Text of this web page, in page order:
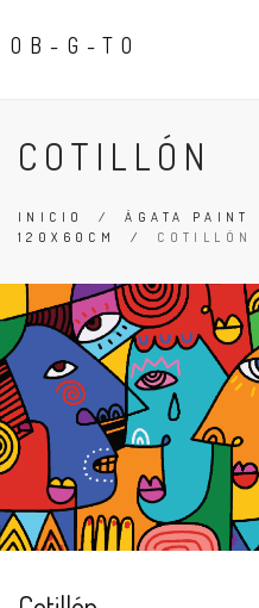
OB-G-TO
COTILLÓN
INICIO /ÁGATA PAINT
120X60CM
/ COTILLÓN